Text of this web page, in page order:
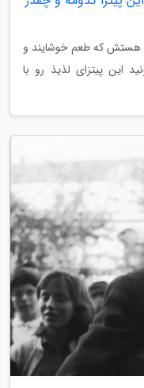
هستش که طعم خوشایند و
این پیتزای لذیذ رو با